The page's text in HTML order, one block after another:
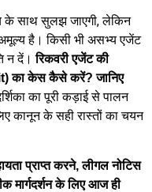
के साथ सुलझ जाएगी, लेकिन
है। किसी भी असभ्य एजेंट
न दें।रिकवरी एजेंट की
का केस कैसे करें? जानिए
का पूरी कड़ाई से पालन
कानून के सही रास्तों का चयन
प्राप्त करने, लीगल नोटिस
मार्गदर्शन के लिए आज ही